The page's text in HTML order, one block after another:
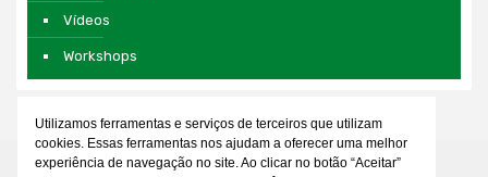
Vídeos
Workshops
Utilizamos ferramentas e serviços de terceiros que utilizam
cookies. Essas ferramentas nos ajudam a oferecer uma melhor
experiência de navegação no site. Ao clicar no botão “Aceitar”